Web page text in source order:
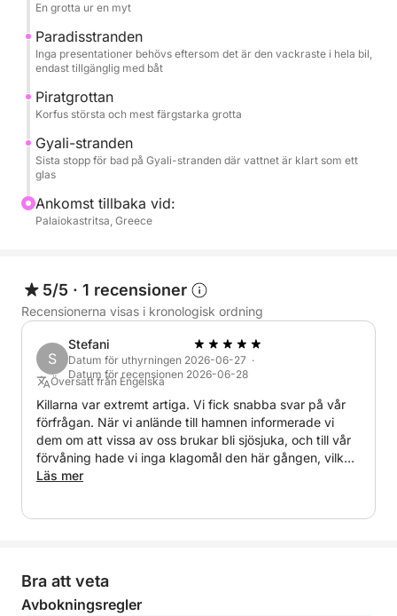
En grotta ur en myt
Paradisstranden
Inga presentationer behövs eftersom det är den vackraste i hela bil,
endast tillgänglig med båt
Piratgrottan
Korfus största och mest färgstarka grotta
Gyali-stranden
Sista stopp för bad på Gyali-stranden där vattnet är klart som ett
glas
Ankomst tillbaka vid:
Palaiokastritsa, Greece
5/5 · 1 recensioner
Recensionerna visas i kronologisk ordning
S
Stefani
Datum för uthyrningen 2026-06-27 ·
Datum för recensionen 2026-06-28
Översatt från Engelska
Killarna var extremt artiga. Vi fick snabba svar på vår
förfrågan. När vi anlände till hamnen informerade vi
dem om att vissa av oss brukar bli sjösjuka, och till vår
förvåning hade vi inga klagomål den här gången, vilket
bara visar hur bra de och båten är. Hela upplevelsen
Läs mer
Bra att veta
Avbokningsregler